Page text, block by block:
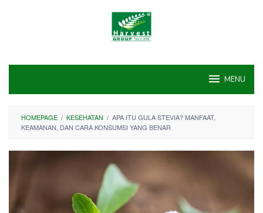
MENU
HOMEPAGE / KESEHATAN / APA ITU GULA STEVIA? MANFAAT,
KEAMANAN, DAN CARA KONSUMSI YANG BENAR